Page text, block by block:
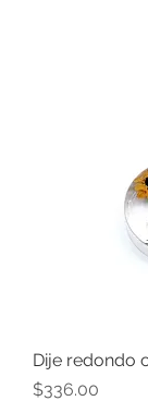
Dije redondo
Precio
$336.00